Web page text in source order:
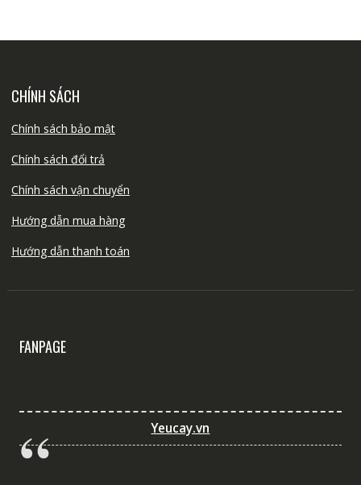
CHÍNH SÁCH
Chính sách bảo mật
Chính sách đổi trả
Chính sách vận chuyển
Hướng dẫn mua hàng
Hướng dẫn thanh toán
FANPAGE
Yeucay.vn